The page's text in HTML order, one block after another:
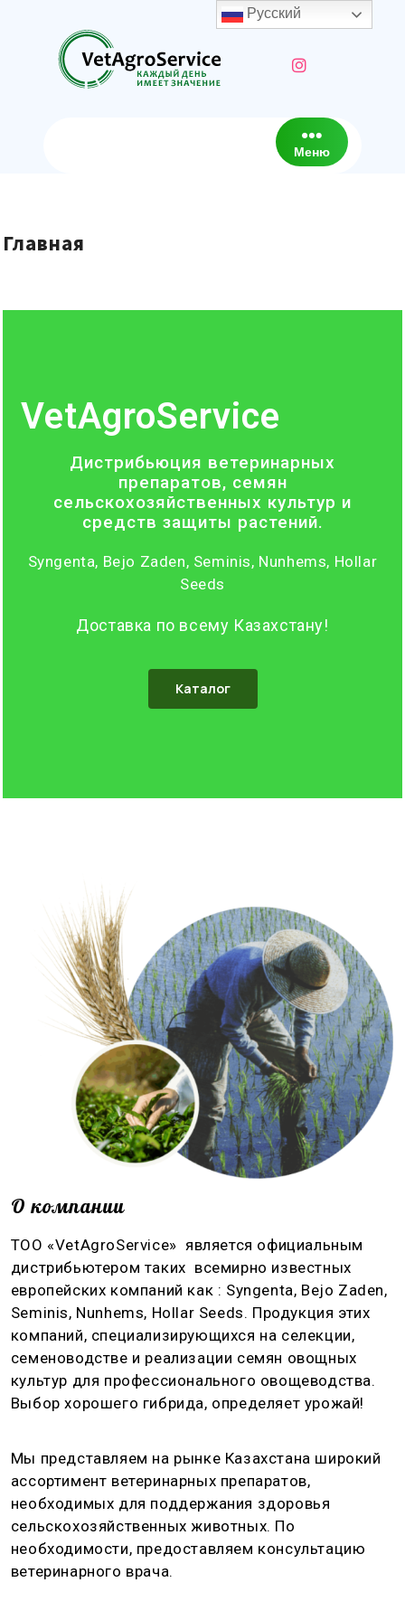
Меню
Главная
VetAgroService
Дистрибьюция ветеринарных
препаратов, семян
сельскохозяйственных культур и
средств защиты растений.
Syngenta, Bejo Zaden, Seminis, Nunhems, Hollar
Seeds
Доставка по всему Казахстану!
Каталог
О компании
ТОО «VetAgroService» является официальным
дистрибьютером таких всемирно известных
европейских компаний как : Syngenta, Bejo Zaden,
Seminis, Nunhems, Hollar Seeds. Продукция этих
компаний, специализирующихся на селекции,
семеноводстве и реализации семян овощных
культур для профессионального овощеводства.
Выбор хорошего гибрида, определяет урожай!
Мы представляем на рынке Казахстана широкий
ассортимент ветеринарных препаратов,
необходимых для поддержания здоровья
сельскохозяйственных животных. По
необходимости, предоставляем консультацию
ветеринарного врача.
Русский